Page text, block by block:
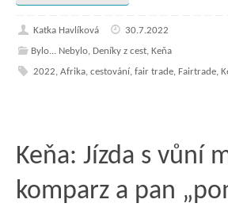
Katka Havlíková
30.7.2022
Bylo... Nebylo, Deníky z cest, Keňa
2022, Afrika, cestování, fair trade, Fairtrade,
Keňa: Jízda s vůní
komparz a pan